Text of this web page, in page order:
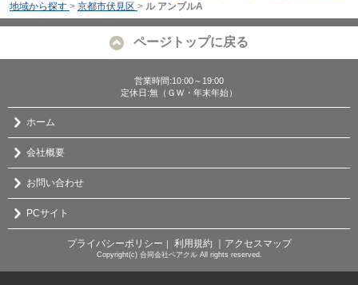
地域から探す > 京都市伏見区 > ル アンブルA
ページトップに戻る
営業時間:10:00～19:00
定休日:無（ＧＷ・年末年始）
ホーム
会社概要
お問い合わせ
PCサイト
プライバシーポリシー 利用規約 ｜アクセスマップ
Copyright(c) 合同会社ベアクル All rights reserved.